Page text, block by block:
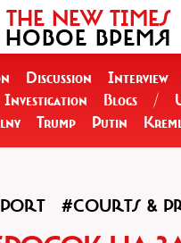
THE NEW TIMES
НОВОЕ ВРЕМЯ
Discussion Interview
Investigation Blogs /
Trump Putin
#COURTS &